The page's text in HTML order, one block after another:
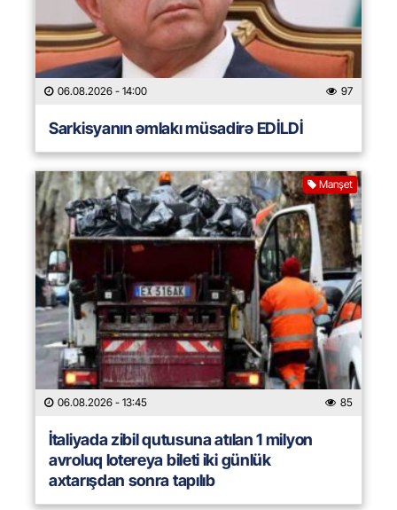
06.08.2026 - 14:00 97
Sarkisyanın əmlakı müsadirə EDİLDİ
Manşet
06.08.2026 - 13:45 85
İtaliyada zibil qutusuna atılan 1 milyon
avroluq lotereya bileti iki günlük
axtarışdan sonra tapılıb